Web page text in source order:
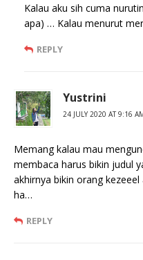
Kalau aku sih cuma
apa) … Kalau menurut
REPLY
Yustrini
24 JULY 2020 AT 9:16
Memang kalau mau
membaca harus bikin judul
akhirnya bikin orang
ha…
REPLY